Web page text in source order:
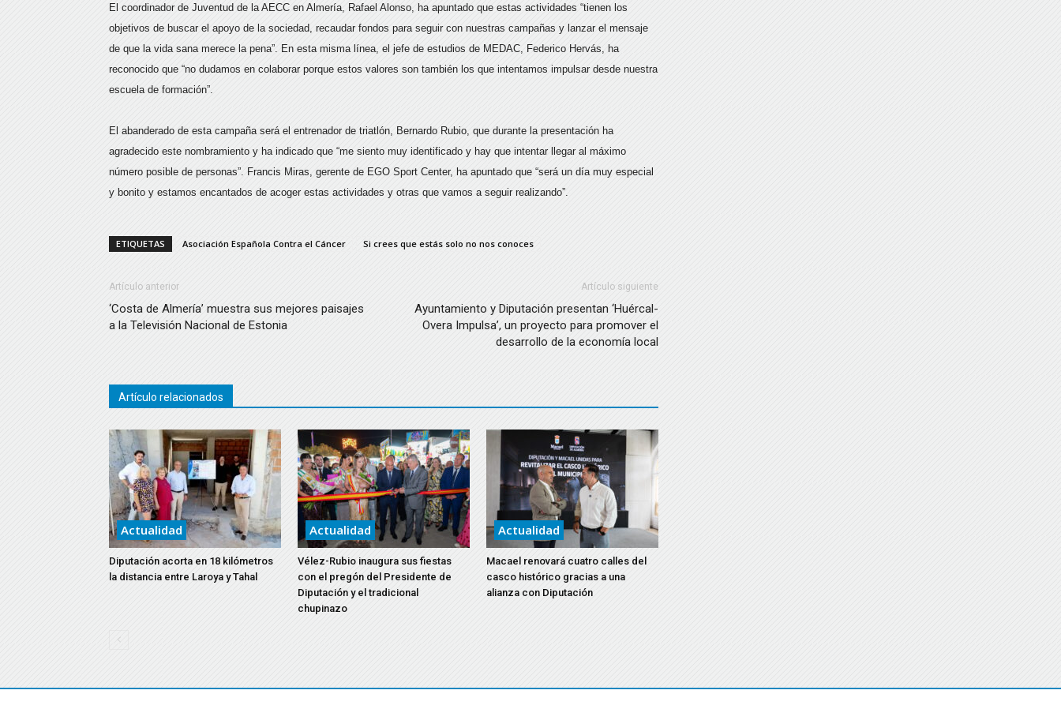
El coordinador de Juventud de la AECC en Almería, Rafael Alonso, ha apuntado que estas actividades “tienen los
objetivos de buscar el apoyo de la sociedad, recaudar fondos para seguir con nuestras campañas y lanzar el mensaje
de que la vida sana merece la pena”. En esta misma línea, el jefe de estudios de MEDAC, Federico Hervás, ha
reconocido que “no dudamos en colaborar porque estos valores son también los que intentamos impulsar desde nuestra
escuela de formación”.
El abanderado de esta campaña será el entrenador de triatlón, Bernardo Rubio, que durante la presentación ha
agradecido este nombramiento y ha indicado que “me siento muy identificado y hay que intentar llegar al máximo
número posible de personas”. Francis Miras, gerente de EGO Sport Center, ha apuntado que “será un día muy especial
y bonito y estamos encantados de acoger estas actividades y otras que vamos a seguir realizando”.
ETIQUETAS Asociación Española Contra el Cáncer Si crees que estás solo no nos conoces
Artículo anterior
‘Costa de Almería’ muestra sus mejores paisajes
a la Televisión Nacional de Estonia
Artículo siguiente
Ayuntamiento y Diputación presentan ‘Huércal-
Overa Impulsa’, un proyecto para promover el
desarrollo de la economía local
Artículo relacionados
Actualidad
Diputación acorta en 18 kilómetros
la distancia entre Laroya y Tahal
Actualidad
Vélez-Rubio inaugura sus fiestas
con el pregón del Presidente de
Diputación y el tradicional
chupinazo
Actualidad
Macael renovará cuatro calles del
casco histórico gracias a una
alianza con Diputación